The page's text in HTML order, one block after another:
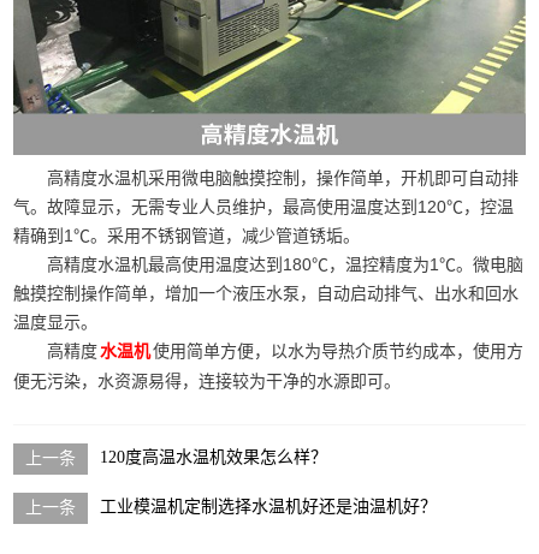
高精度水温机采用微电脑触摸控制，操作简单，开机即可自动排
气。故障显示，无需专业人员维护，最高使用温度达到120℃，控温
精确到1℃。采用不锈钢管道，减少管道锈垢。
高精度水温机最高使用温度达到180℃，温控精度为1℃。微电脑
触摸控制操作简单，增加一个液压水泵，自动启动排气、出水和回水
温度显示。
高精度水温机使用简单方便，以水为导热介质节约成本，使用方
便无污染，水资源易得，连接较为干净的水源即可。
120度高温水温机效果怎么样？
工业模温机定制选择水温机好还是油温机好？